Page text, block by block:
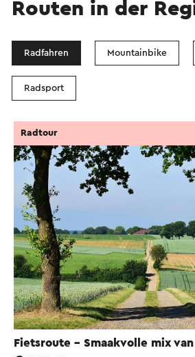
Routen in der
Radfahren Mountainbike
Radsport
Fietsroute - Smaakvolle mix
Radtour